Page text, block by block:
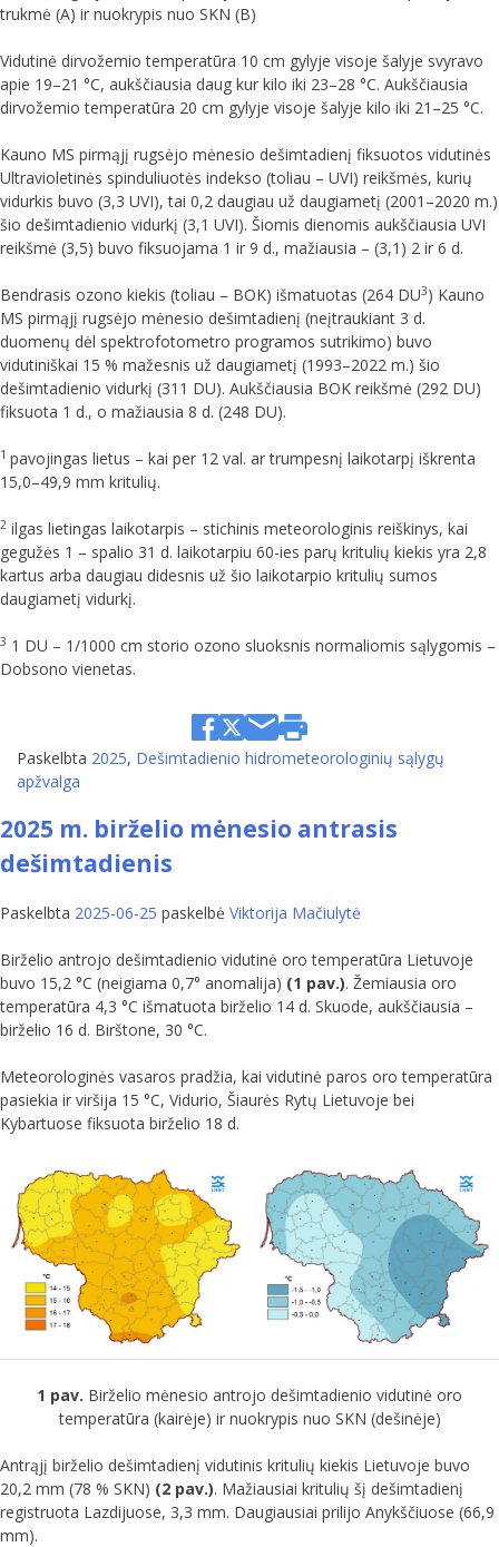
trukmė (A) ir nuokrypis nuo SKN (B)
Vidutinė dirvožemio temperatūra 10 cm gylyje visoje šalyje svyravo
apie 19–21 °C, aukščiausia daug kur kilo iki 23–28 °C. Aukščiausia
dirvožemio temperatūra 20 cm gylyje visoje šalyje kilo iki 21–25 °C.
Kauno MS pirmąjį rugsėjo mėnesio dešimtadienį fiksuotos vidutinės
Ultravioletinės spinduliuotės indekso (toliau – UVI) reikšmės, kurių
vidurkis buvo (3,3 UVI), tai 0,2 daugiau už daugiametį (2001–2020 m.)
šio dešimtadienio vidurkį (3,1 UVI). Šiomis dienomis aukščiausia UVI
reikšmė (3,5) buvo fiksuojama 1 ir 9 d., mažiausia – (3,1) 2 ir 6 d.
Bendrasis ozono kiekis (toliau – BOK) išmatuotas (264 DU3) Kauno
MS pirmąjį rugsėjo mėnesio dešimtadienį (neįtraukiant 3 d.
duomenų dėl spektrofotometro programos sutrikimo) buvo
vidutiniškai 15 % mažesnis už daugiametį (1993–2022 m.) šio
dešimtadienio vidurkį (311 DU). Aukščiausia BOK reikšmė (292 DU)
fiksuota 1 d., o mažiausia 8 d. (248 DU).
1 pavojingas lietus – kai per 12 val. ar trumpesnį laikotarpį iškrenta
15,0–49,9 mm kritulių.
2 ilgas lietingas laikotarpis – stichinis meteorologinis reiškinys, kai
gegužės 1 – spalio 31 d. laikotarpiu 60-ies parų kritulių kiekis yra 2,8
kartus arba daugiau didesnis už šio laikotarpio kritulių sumos
daugiametį vidurkį.
3 1 DU – 1/1000 cm storio ozono sluoksnis normaliomis sąlygomis –
Dobsono vienetas.
Paskelbta 2025, Dešimtadienio hidrometeorologinių sąlygų
apžvalga
2025 m. birželio mėnesio antrasis
dešimtadienis
Paskelbta 2025-06-25 paskelbė Viktorija Mačiulytė
Birželio antrojo dešimtadienio vidutinė oro temperatūra Lietuvoje
buvo 15,2 °C (neigiama 0,7° anomalija) (1 pav.). Žemiausia oro
temperatūra 4,3 °C išmatuota birželio 14 d. Skuode, aukščiausia –
birželio 16 d. Birštone, 30 °C.
Meteorologinės vasaros pradžia, kai vidutinė paros oro temperatūra
pasiekia ir viršija 15 °C, Vidurio, Šiaurės Rytų Lietuvoje bei
Kybartuose fiksuota birželio 18 d.
1 pav. Birželio mėnesio antrojo dešimtadienio vidutinė oro
temperatūra (kairėje) ir nuokrypis nuo SKN (dešinėje)
Antrąjį birželio dešimtadienį vidutinis kritulių kiekis Lietuvoje buvo
20,2 mm (78 % SKN) (2 pav.). Mažiausiai kritulių šį dešimtadienį
registruota Lazdijuose, 3,3 mm. Daugiausiai prilijo Anykščiuose (66,9
mm).